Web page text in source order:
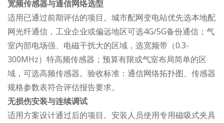
宽频传感器与通信网络选型
适用已通过前期评估的项目。城市配网变电站优先选本地配
网光纤通信，工业企业或偏远地区可选4G/5G备份通信；气
室内部电场强、电磁干扰大的区域，选宽频带（0.3-
300MHz）特高频传感器；预算有限或气室布局简单的区
域，可选高频传感器。验收标准：通信网络拓扑图、传感器
规格参数表符合评估报告要求。
无损伤安装与连续调试
适用方案设计通过后的项目。安装人员使用专用磁吸式夹具